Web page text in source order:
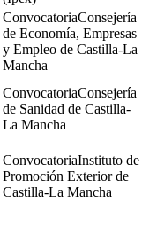
Consejería
de Economía, Empresas
y Empleo de Castilla-La
Mancha
Consejería
de Sanidad de Castilla-
La Mancha
Instituto de
Promoción Exterior de
Castilla-La Mancha